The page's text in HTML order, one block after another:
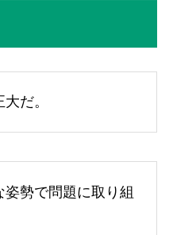
だ。
勢で問題に取り組